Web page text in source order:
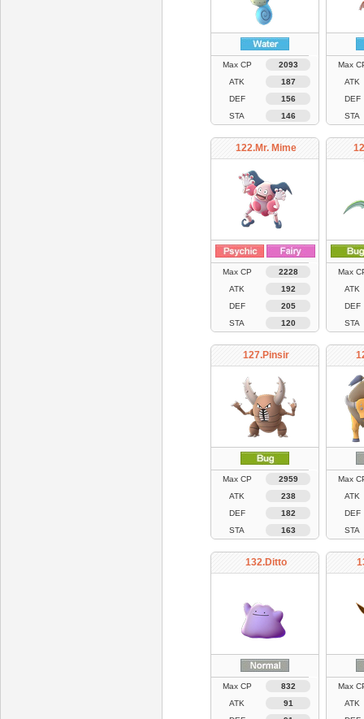
Max CP
2093
ATK
187
DEF
156
STA
146
Max
ATK
DEF
STA
122.Mr. Mime
Max CP
2228
ATK
192
DEF
205
STA
120
Max
ATK
DEF
STA
127.Pinsir
Max CP
2959
ATK
238
DEF
182
STA
163
Max
ATK
DEF
STA
132.Ditto
Max CP
832
ATK
91
Max
ATK